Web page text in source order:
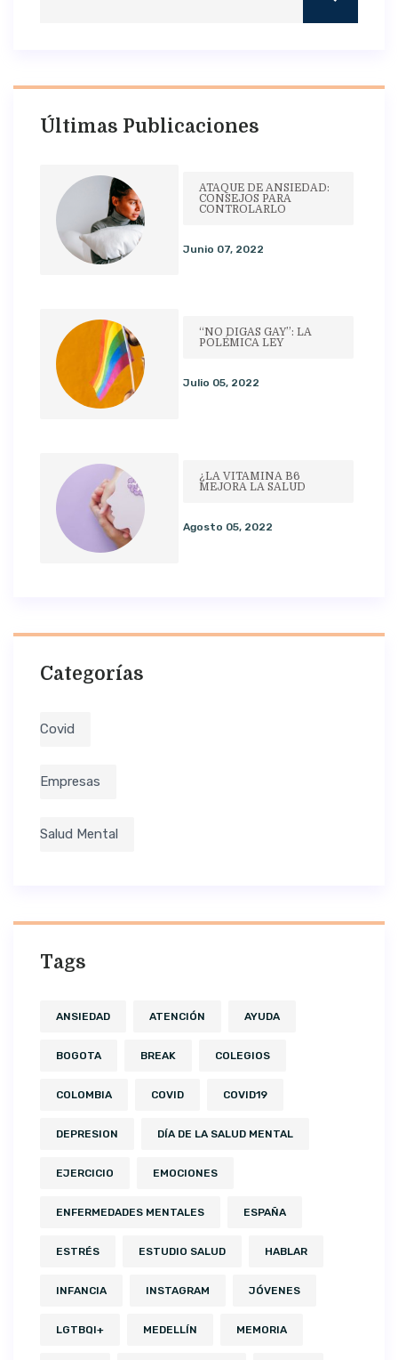
Últimas Publicaciones
ATAQUE DE ANSIEDAD:
CONSEJOS PARA
CONTROLARLO
Junio 07, 2022
“NO DIGAS GAY”: LA
POLÉMICA LEY
Julio 05, 2022
¿LA VITAMINA B6
MEJORA LA SALUD
Agosto 05, 2022
Categorías
Covid
Empresas
Salud Mental
Tags
ANSIEDAD ATENCIÓN AYUDA
BOGOTA BREAK COLEGIOS
COLOMBIA COVID COVID19
DEPRESION DÍA DE LA SALUD MENTAL
EJERCICIO EMOCIONES
ENFERMEDADES MENTALES ESPAÑA
ESTRÉS ESTUDIO SALUD HABLAR
INFANCIA INSTAGRAM JÓVENES
LGTBQI+ MEDELLÍN MEMORIA